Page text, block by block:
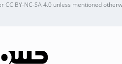
CC BY-NC-SA 4.0unless mentioned